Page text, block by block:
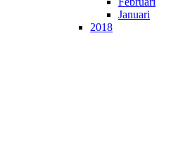
Januari
2018